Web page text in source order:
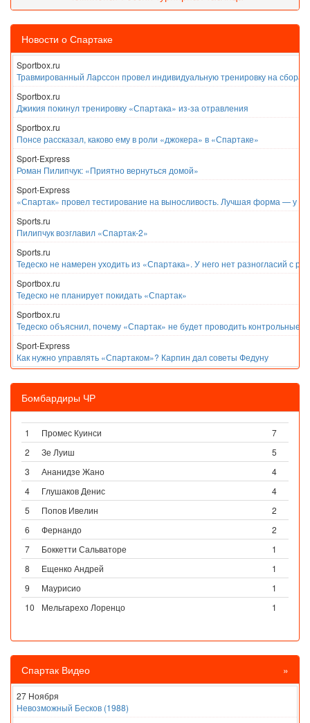
Новости о Спартаке
Sportbox.ru
Травмированный Ларссон провел индивидуальную тренировку на
Sportbox.ru
Джикия покинул тренировку «Спартака» из-за отравления
Sportbox.ru
Понсе рассказал, каково ему в роли «джокера» в «Спартаке»
Sport-Express
Роман Пилипчук: «Приятно вернуться домой»
Sport-Express
«Спартак» провел тестирование на выносливость. Лучшая форма — у
Sports.ru
Пилипчук возглавил «Спартак-2»
Sports.ru
Тедеско не намерен уходить из «Спартака». У него нет разногласий с
Sportbox.ru
Тедеско не планирует покидать «Спартак»
Sportbox.ru
Тедеско объяснил, почему «Спартак» не будет проводить контрольные
Sport-Express
Как нужно управлять «Спартаком»? Карпин дал советы Федуну
Бомбардиры ЧР
1 Промес Куинси
7
2
Зе Луиш
5
3
Ананидзе Жано
4
4
Глушаков Денис
4
5
Попов Ивелин
2
6
Фернандо
2
7
Боккетти Сальваторе
1
8
Ещенко Андрей
1
9
Маурисио
1
10
Мельгарехо Лоренцо 1
Спартак Видео »
27 Ноября
Невозможный Бесков (1988)